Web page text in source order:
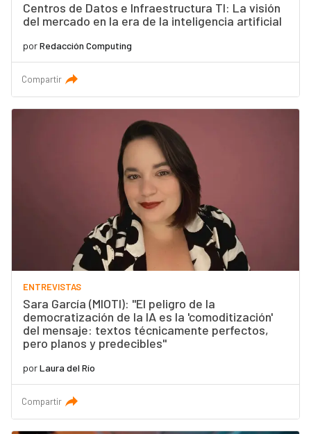
Centros de Datos e Infraestructura TI: La visión
del mercado en la era de la inteligencia artificial
porRedacción Computing
Compartir
ENTREVISTAS
Sara García (MIOTI): "El peligro de la
democratización de la IA es la 'comoditización'
del mensaje: textos técnicamente perfectos,
pero planos y predecibles"
porLaura del Río
Compartir